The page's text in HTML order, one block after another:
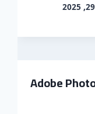
Adobe